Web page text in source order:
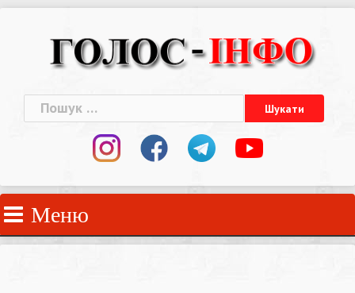
Пошук:
Меню